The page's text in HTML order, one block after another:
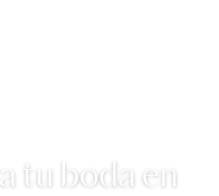
tu boda en